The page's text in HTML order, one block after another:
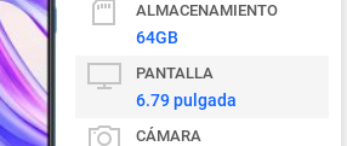
ALMACENAMIENTO
64GB
PANTALLA
6.79 pulgada
CÁMARA